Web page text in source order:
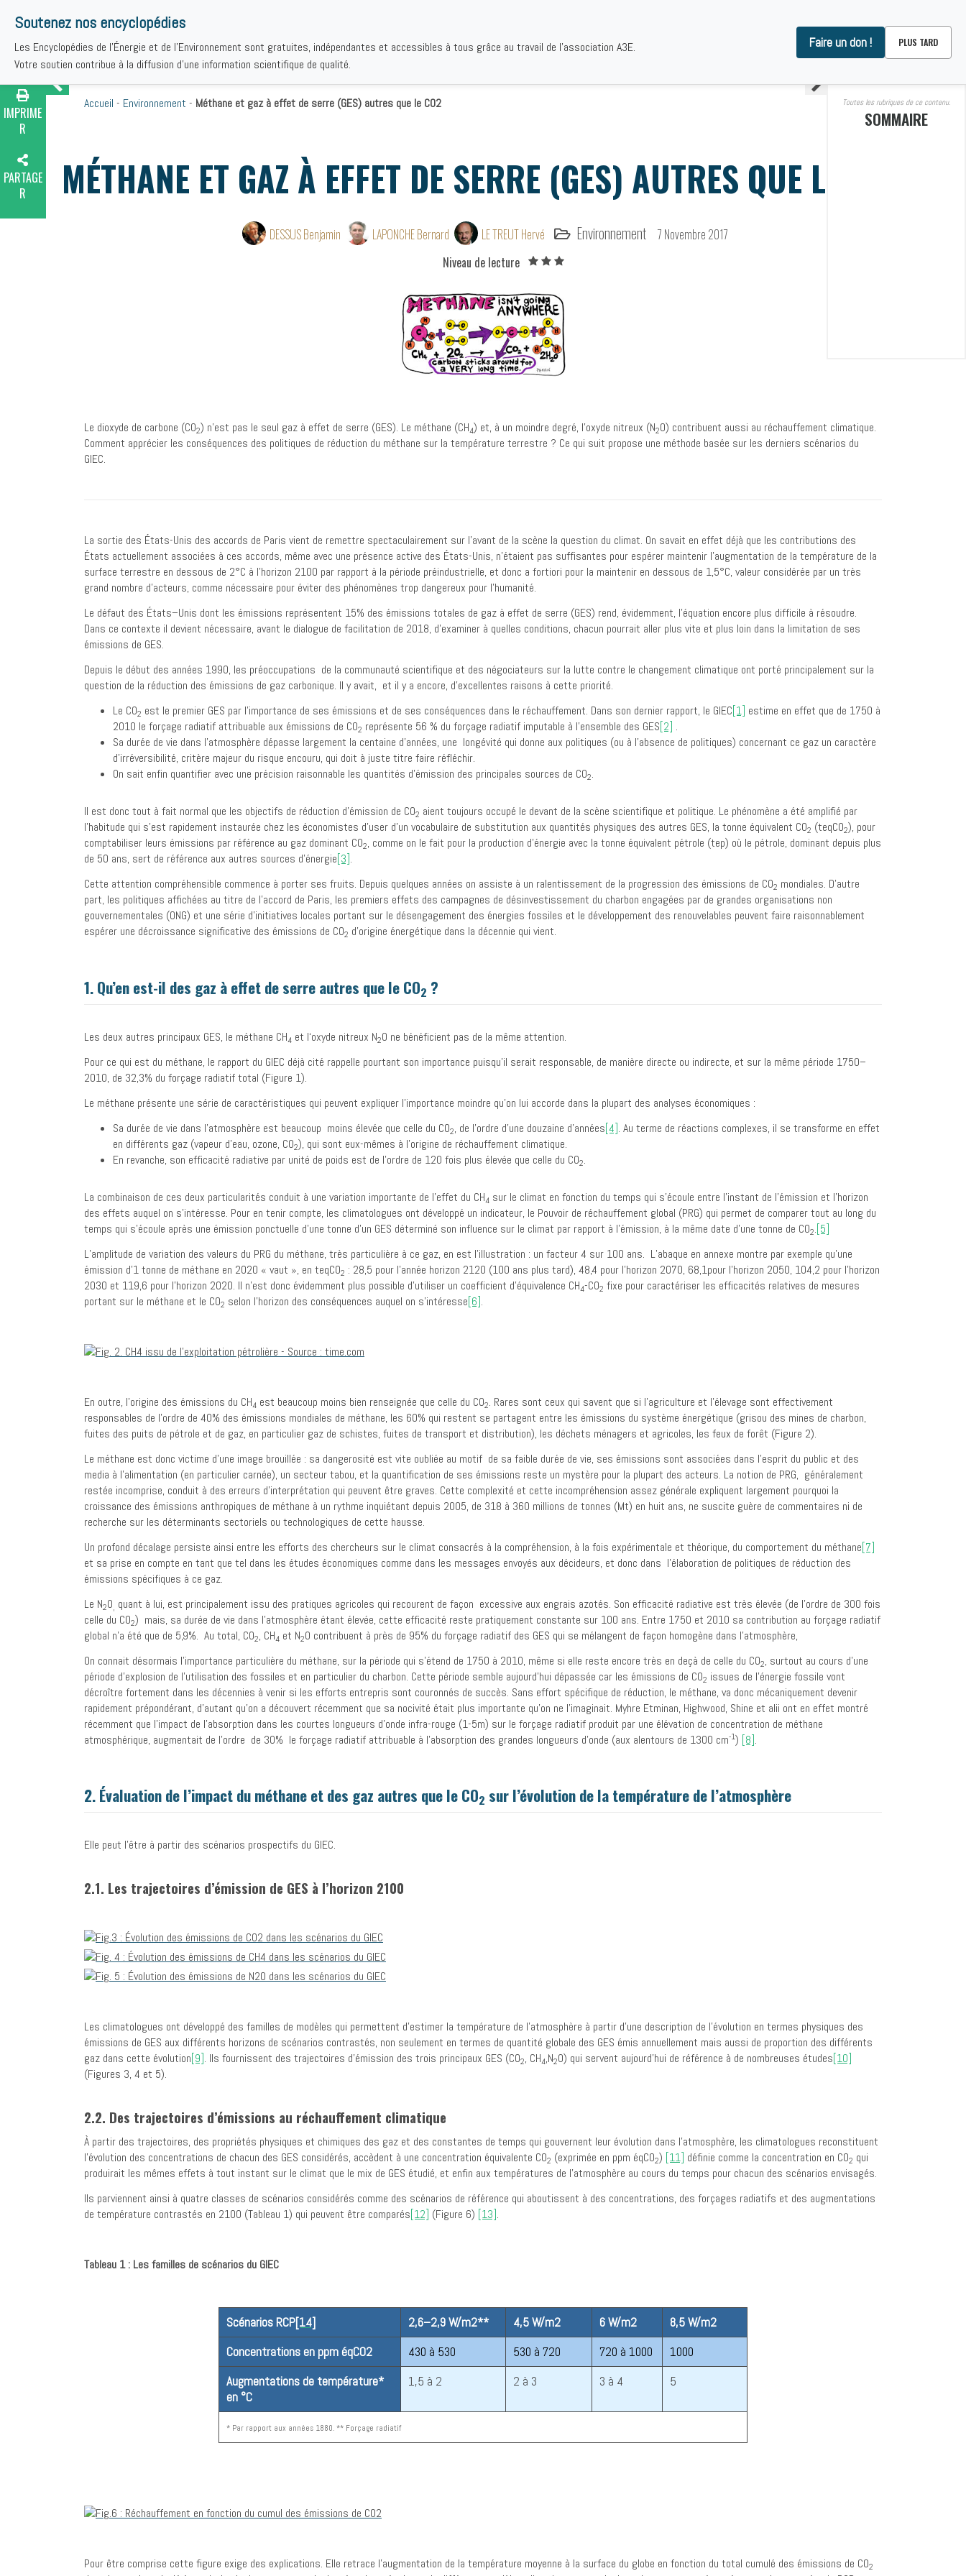
THÉMATIQUES AUTEURS INSTITUTIONS BIBLIOGRAPHIES QUI SOMMES-NOUS ?
Accueil - Environnement - Méthane et gaz à effet de serre (GES) autres que le CO2
MÉTHANE ET GAZ À EFFET DE SERRE (GES) AUTRES QUE LE CO2
DESSUS Benjamin LAPONCHE Bernard LE TREUT Hervé Environnement
7 Novembre 2017
Niveau de lecture
Le dioxyde de carbone (CO2) n’est pas le seul gaz à effet de serre (GES). Le méthane (CH4) et, à un moindre degré, l’oxyde nitreux (N2O) contribuent aussi au réchauffement climatique.
Comment apprécier les conséquences des politiques de réduction du méthane sur la température terrestre ? Ce qui suit propose une méthode basée sur les derniers scénarios du
GIEC.
La sortie des États-Unis des accords de Paris vient de remettre spectaculairement sur l’avant de la scène la question du climat. On savait en effet déjà que les contributions des
États actuellement associées à ces accords, même avec une présence active des États-Unis, n’étaient pas suffisantes pour espérer maintenir l’augmentation de la température de la
surface terrestre en dessous de 2°C à l’horizon 2100 par rapport à la période préindustrielle, et donc a fortiori pour la maintenir en dessous de 1,5°C, valeur considérée par un très
grand nombre d’acteurs, comme nécessaire pour éviter des phénomènes trop dangereux pour l’humanité.
Le défaut des États–Unis dont les émissions représentent 15% des émissions totales de gaz à effet de serre (GES) rend, évidemment, l’équation encore plus difficile à résoudre.
Dans ce contexte il devient nécessaire, avant le dialogue de facilitation de 2018, d’examiner à quelles conditions, chacun pourrait aller plus vite et plus loin dans la limitation de ses
émissions de GES.
Depuis le début des années 1990, les préoccupations de la communauté scientifique et des négociateurs sur la lutte contre le changement climatique ont porté principalement sur la
question de la réduction des émissions de gaz carbonique. Il y avait, et il y a encore, d’excellentes raisons à cette priorité.
Le CO2 est le premier GES par l’importance de ses émissions et de ses conséquences dans le réchauffement. Dans son dernier rapport, le GIEC[1] estime en effet que de 1750 à
2010 le forçage radiatif attribuable aux émissions de CO2 représente 56 % du forçage radiatif imputable à l’ensemble des GES[2] .
Sa durée de vie dans l’atmosphère dépasse largement la centaine d’années, une longévité qui donne aux politiques (ou à l’absence de politiques) concernant ce gaz un caractère
d’irréversibilité, critère majeur du risque encouru, qui doit à juste titre faire réfléchir.
On sait enfin quantifier avec une précision raisonnable les quantités d’émission des principales sources de CO2.
Il est donc tout à fait normal que les objectifs de réduction d’émission de CO2 aient toujours occupé le devant de la scène scientifique et politique. Le phénomène a été amplifié par
l’habitude qui s’est rapidement instaurée chez les économistes d’user d’un vocabulaire de substitution aux quantités physiques des autres GES, la tonne équivalent CO2 (teqCO2), pour
comptabiliser leurs émissions par référence au gaz dominant CO2, comme on le fait pour la production d’énergie avec la tonne équivalent pétrole (tep) où le pétrole, dominant depuis plus
de 50 ans, sert de référence aux autres sources d’énergie[3].
Cette attention compréhensible commence à porter ses fruits. Depuis quelques années on assiste à un ralentissement de la progression des émissions de CO2 mondiales. D’autre
part, les politiques affichées au titre de l’accord de Paris, les premiers effets des campagnes de désinvestissement du charbon engagées par de grandes organisations non
gouvernementales (ONG) et une série d’initiatives locales portant sur le désengagement des énergies fossiles et le développement des renouvelables peuvent faire raisonnablement
espérer une décroissance significative des émissions de CO2 d’origine énergétique dans la décennie qui vient.
1. Qu’en est-il des gaz à effet de serre autres que le CO2 ?
Les deux autres principaux GES, le méthane CH4 et l‘oxyde nitreux N2O ne bénéficient pas de la même attention.
Pour ce qui est du méthane, le rapport du GIEC déjà cité rappelle pourtant son importance puisqu’il serait responsable, de manière directe ou indirecte, et sur la même période 1750–
2010, de 32,3% du forçage radiatif total (Figure 1).
Le méthane présente une série de caractéristiques qui peuvent expliquer l’importance moindre qu’on lui accorde dans la plupart des analyses économiques :
Sa durée de vie dans l’atmosphère est beaucoup moins élevée que celle du CO2, de l’ordre d’une douzaine d’années[4]. Au terme de réactions complexes, il se transforme en effet
en différents gaz (vapeur d’eau, ozone, CO2), qui sont eux-mêmes à l’origine de réchauffement climatique.
En revanche, son efficacité radiative par unité de poids est de l’ordre de 120 fois plus élevée que celle du CO2.
La combinaison de ces deux particularités conduit à une variation importante de l’effet du CH4 sur le climat en fonction du temps qui s’écoule entre l’instant de l’émission et l’horizon
des effets auquel on s’intéresse. Pour en tenir compte, les climatologues ont développé un indicateur, le Pouvoir de réchauffement global (PRG) qui permet de comparer tout au long du
temps qui s’écoule après une émission ponctuelle d’une tonne d’un GES déterminé son influence sur le climat par rapport à l’émission, à la même date d’une tonne de CO2.[5]
L’amplitude de variation des valeurs du PRG du méthane, très particulière à ce gaz, en est l’illustration : un facteur 4 sur 100 ans. L’abaque en annexe montre par exemple qu’une
émission d’1 tonne de méthane en 2020 « vaut », en teqCO2 : 28,5 pour l’année horizon 2120 (100 ans plus tard), 48,4 pour l’horizon 2070, 68,1pour l’horizon 2050, 104,2 pour l’horizon
2030 et 119,6 pour l’horizon 2020. Il n’est donc évidemment plus possible d’utiliser un coefficient d’équivalence CH4-CO2 fixe pour caractériser les efficacités relatives de mesures
portant sur le méthane et le CO2 selon l’horizon des conséquences auquel on s’intéresse[6].
En outre, l’origine des émissions du CH4 est beaucoup moins bien renseignée que celle du CO2. Rares sont ceux qui savent que si l’agriculture et l’élevage sont effectivement
responsables de l’ordre de 40% des émissions mondiales de méthane, les 60% qui restent se partagent entre les émissions du système énergétique (grisou des mines de charbon,
fuites des puits de pétrole et de gaz, en particulier gaz de schistes, fuites de transport et distribution), les déchets ménagers et agricoles, les feux de forêt (Figure 2).
Le méthane est donc victime d’une image brouillée : sa dangerosité est vite oubliée au motif de sa faible durée de vie, ses émissions sont associées dans l’esprit du public et des
media à l’alimentation (en particulier carnée), un secteur tabou, et la quantification de ses émissions reste un mystère pour la plupart des acteurs. La notion de PRG, généralement
restée incomprise, conduit à des erreurs d’interprétation qui peuvent être graves. Cette complexité et cette incompréhension assez générale expliquent largement pourquoi la
croissance des émissions anthropiques de méthane à un rythme inquiétant depuis 2005, de 318 à 360 millions de tonnes (Mt) en huit ans, ne suscite guère de commentaires ni de
recherche sur les déterminants sectoriels ou technologiques de cette hausse.
Un profond décalage persiste ainsi entre les efforts des chercheurs sur le climat consacrés à la compréhension, à la fois expérimentale et théorique, du comportement du méthane[7]
et sa prise en compte en tant que tel dans les études économiques comme dans les messages envoyés aux décideurs, et donc dans l’élaboration de politiques de réduction des
émissions spécifiques à ce gaz.
Le N20, quant à lui, est principalement issu des pratiques agricoles qui recourent de façon excessive aux engrais azotés. Son efficacité radiative est très élevée (de l’ordre de 300 fois
celle du CO2) mais, sa durée de vie dans l’atmosphère étant élevée, cette efficacité reste pratiquement constante sur 100 ans. Entre 1750 et 2010 sa contribution au forçage radiatif
global n’a été que de 5,9%. Au total, CO2, CH4 et N20 contribuent à près de 95% du forçage radiatif des GES qui se mélangent de façon homogène dans l’atmosphère,
On connait désormais l’importance particulière du méthane, sur la période qui s’étend de 1750 à 2010, même si elle reste encore très en deçà de celle du CO2, surtout au cours d’une
période d’explosion de l’utilisation des fossiles et en particulier du charbon. Cette période semble aujourd’hui dépassée car les émissions de CO2 issues de l’énergie fossile vont
décroître fortement dans les décennies à venir si les efforts entrepris sont couronnés de succès. Sans effort spécifique de réduction, le méthane, va donc mécaniquement devenir
rapidement prépondérant, d’autant qu’on a découvert récemment que sa nocivité était plus importante qu’on ne l’imaginait. Myhre Etminan, Highwood, Shine et alii ont en effet montré
récemment que l’impact de l’absorption dans les courtes longueurs d’onde infra-rouge (1-5m) sur le forçage radiatif produit par une élévation de concentration de méthane
atmosphérique, augmentait de l’ordre de 30% le forçage radiatif attribuable à l’absorption des grandes longueurs d’onde (aux alentours de 1300 cm-1) [8].
2. Évaluation de l’impact du méthane et des gaz autres que le CO2 sur l’évolution de la température de l’atmosphère
Elle peut l’être à partir des scénarios prospectifs du GIEC.
2.1. Les trajectoires d’émission de GES à l’horizon 2100
Les climatologues ont développé des familles de modèles qui permettent d’estimer la température de l’atmosphère à partir d’une description de l’évolution en termes physiques des
émissions de GES aux différents horizons de scénarios contrastés, non seulement en termes de quantité globale des GES émis annuellement mais aussi de proportion des différents
gaz dans cette évolution[9]. Ils fournissent des trajectoires d’émission des trois principaux GES (CO2, CH4,N20) qui servent aujourd’hui de référence à de nombreuses études[10]
(Figures 3, 4 et 5).
2.2. Des trajectoires d’émissions au réchauffement climatique
À partir des trajectoires, des propriétés physiques et chimiques des gaz et des constantes de temps qui gouvernent leur évolution dans l’atmosphère, les climatologues reconstituent
l’évolution des concentrations de chacun des GES considérés, accèdent à une concentration équivalente CO2 (exprimée en ppm éqCO2) [11] définie comme la concentration en CO2 qui
produirait les mêmes effets à tout instant sur le climat que le mix de GES étudié, et enfin aux températures de l’atmosphère au cours du temps pour chacun des scénarios envisagés.
Ils parviennent ainsi à quatre classes de scénarios considérés comme des scénarios de référence qui aboutissent à des concentrations, des forçages radiatifs et des augmentations
de température contrastés en 2100 (Tableau 1) qui peuvent être comparés[12] (Figure 6) [13].
Tableau 1 : Les familles de scénarios du GIEC
Scénarios RCP[14] 2,6–2,9 W/m2** 4,5 W/m2 6 W/m2
8,5 W/m2
Concentrations en ppm éqCO2
430 à 530 530 à 720 720 à 1000
1000
Augmentations de température*
en °C
1,5 à 2 2 à 3 3 à 4 5
* Par rapport aux années 1880. ** Forçage radiatif
Pour être comprise cette figure exige des explications. Elle retrace l’augmentation de la température moyenne à la surface du globe en fonction du total cumulé des émissions de CO2
IMPRIME
R
PARTAGE
R
Toutes les rubriques de ce contenu.
SOMMAIRE
Soutenez nos encyclopédies
Les Encyclopédies de l'Énergie et de l'Environnement sont gratuites, indépendantes et accessibles à tous grâce au travail de l'association A3E.
Votre soutien contribue à la diffusion d'une information scientifique de qualité.
Faire un don ! PLUS TARD